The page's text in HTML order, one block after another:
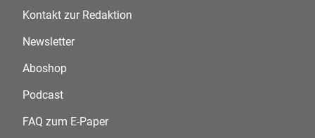
Kontakt zur Redaktion
Newsletter
Aboshop
Podcast
FAQ zum E-Paper